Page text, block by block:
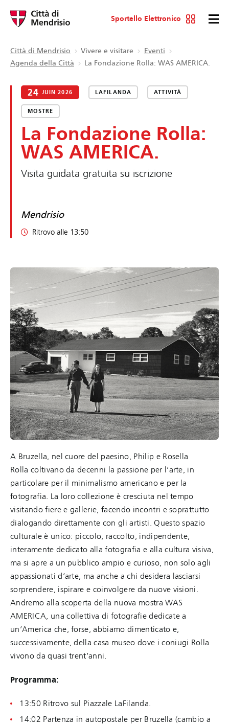
Sportello Elettronico
Città di Mendrisio Vivere e visitare
Eventi
Agenda della Città
La Fondazione Rolla: WAS AMERICA.
24 JUIN 2026 LAFILANDA ATTIVITÀ
MOSTRE
La Fondazione Rolla:
WAS AMERICA.
Visita guidata gratuita su iscrizione
Mendrisio
Ritrovo alle 13:50
A Bruzella, nel cuore del paesino, Philip e Rosella
Rolla coltivano da decenni la passione per l’arte, in
particolare per il minimalismo americano e per la
fotografia. La loro collezione è cresciuta nel tempo
visitando fiere e gallerie, facendo incontri e soprattutto
dialogando direttamente con gli artisti. Questo spazio
culturale è unico: piccolo, raccolto, indipendente,
interamente dedicato alla fotografia e alla cultura visiva,
ma si apre a un pubblico ampio e curioso, non solo agli
appassionati d’arte, ma anche a chi desidera lasciarsi
sorprendere, ispirare e coinvolgere da nuove visioni.
Andremo alla scoperta della nuova mostra WAS
AMERICA, una collettiva di fotografie dedicate a
un’America che, forse, abbiamo dimenticato e,
successivamente, della casa museo dove i coniugi Rolla
vivono da quasi trent’anni.
Programma:
13:50 Ritrovo sul Piazzale LaFilanda.
14:02 Partenza in autopostale per Bruzella (cambio a